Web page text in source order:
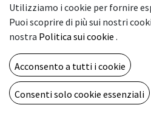
accuratamente, questi inchiostri
affidabili e garantiscono risultati
Facili da usare e a base d'acqua,
prodotto sicuro, ecologico e
Base Acqua e dai vita alle tue
25,00€
Utilizziamo i cookie per fornire
Puoi scoprire di più sui nostri
nostra Politica sui cookie .
Acconsento a tutti i cookie
Consenti solo cookie essenziali